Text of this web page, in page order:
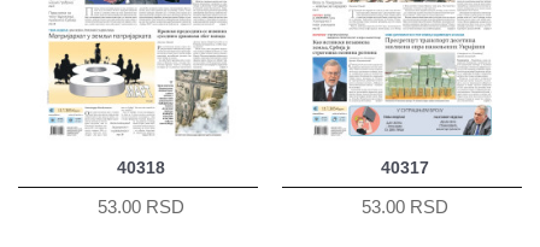
40318
53.00 RSD
40317
53.00 RSD